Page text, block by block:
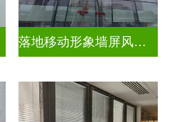
落地移动形象墙屏风隔断